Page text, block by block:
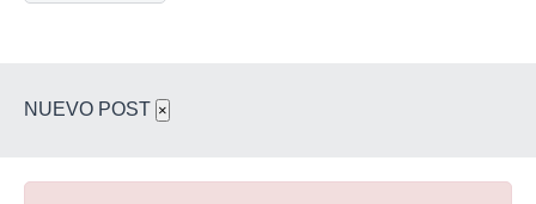
NUEVO POST ×